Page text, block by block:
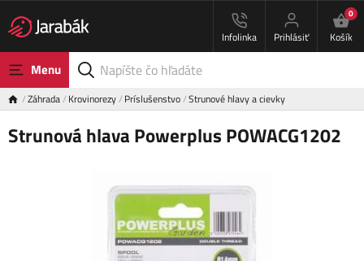
Infolinka Prihlásiť
0
Košík
Menu
Záhrada Krovinorezy Príslušenstvo Strunové hlavy a cievky
Strunová hlava Powerplus POWACG1202